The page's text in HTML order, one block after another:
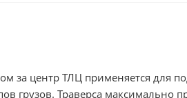
за центр ТЛЦ применяется для
грузов. Траверса максимально